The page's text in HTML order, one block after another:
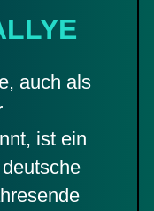
auch als
ist ein